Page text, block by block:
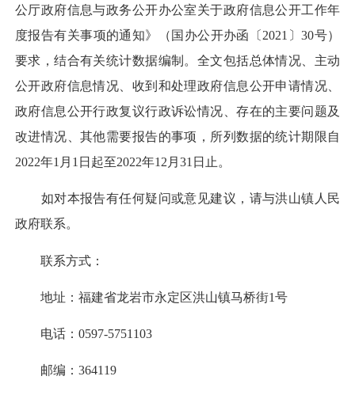
公厅政府信息与政务公开办公室关于政府信息公开工作年
度报告有关事项的通知》（国办公开办函〔2021〕30号）
要求，结合有关统计数据编制。全文包括总体情况、主动
公开政府信息情况、收到和处理政府信息公开申请情况、
政府信息公开行政复议行政诉讼情况、存在的主要问题及
改进情况、其他需要报告的事项，所列数据的统计期限自
2022年1月1日起至2022年12月31日止。
如对本报告有任何疑问或意见建议，请与洪山镇人民
政府联系。
联系方式：
地址：福建省龙岩市永定区洪山镇马桥街1号
电话：0597-5751103
邮编：364119